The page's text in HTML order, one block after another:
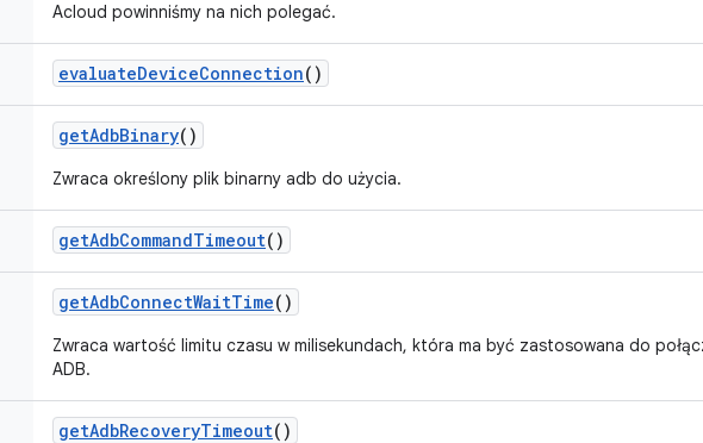
Acloud powinniśmy na nich polegać.
evaluateDeviceConnection()
getAdbBinary()
Zwraca określony plik binarny adb do użycia.
getAdbCommandTimeout()
getAdbConnectWaitTime()
Zwraca wartość limitu czasu w milisekundach, która ma być zastosowana do
ADB.
getAdbRecoveryTimeout()